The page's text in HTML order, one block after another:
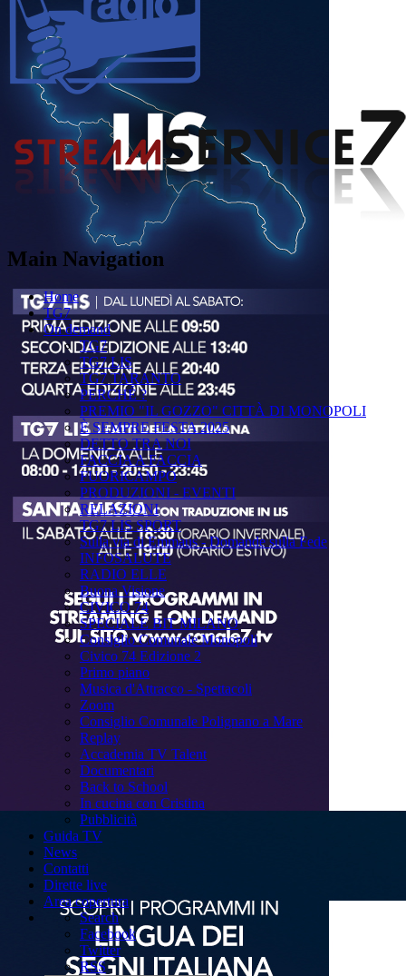
Main Navigation
Home
TG7
On demand
TG7
TG7 LIS
TG7 TARANTO
PERCHÉ ?
PREMIO "IL GOZZO" CITTÀ DI MONOPOLI
È SEMPRE FESTA 2025
DETTO TRA NOI
FACCIA A FACCIA
FUORICAMPO
PRODUZIONI - EVENTI
RELAZIONI
TG7 LIS SPORT
Sulla via di Emmaus - Domande sulla Fede
INFOSALUTE
RADIO ELLE
Buona Visione
CIVICO 74
SPECIALE BIT MILANO
Consiglio Comunale Monopoli
Civico 74 Edizione 2
Primo piano
Musica d'Attracco - Spettacoli
Zoom
Consiglio Comunale Polignano a Mare
Replay
Accademia TV Talent
Documentari
Back to School
In cucina con Cristina
Pubblicità
Guida TV
News
Contatti
Dirette live
Area copertura
Search
Facebook
Twitter
RSS